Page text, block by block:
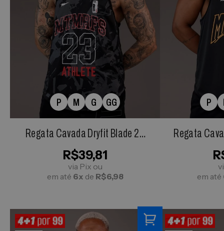
P M G GG
Regata Cavada Dryfit Blade 23
Preta
R$39,81
via Pix ou
em até 6x de R$6,98
P
Regata
em até